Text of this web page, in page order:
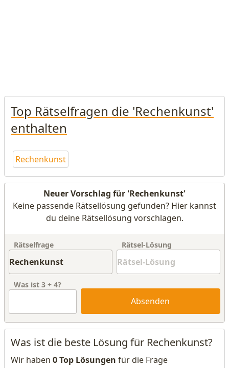
Top Rätselfragen die 'Rechenkunst'
enthalten
Rechenkunst
Neuer Vorschlag für 'Rechenkunst'
Keine passende Rätsellösung gefunden? Hier kannst
du deine Rätsellösung vorschlagen.
Rätselfrage Rätsel-Lösung
Was ist 3 + 4?
Absenden
Was ist die beste Lösung für Rechenkunst?
Wir haben 0 Top Lösungen für die Frage